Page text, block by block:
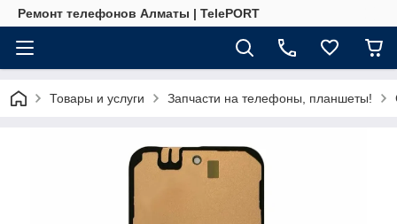
Ремонт телефонов Алматы | TelePORT
Товары и услуги Запчасти на телефоны, планшеты!